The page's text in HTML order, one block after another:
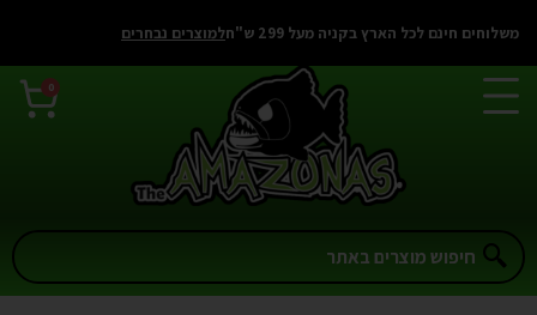
משלוחים חינם לכל הארץ בקניה מעל 299 ש"ח למוצרים נבחרים
0